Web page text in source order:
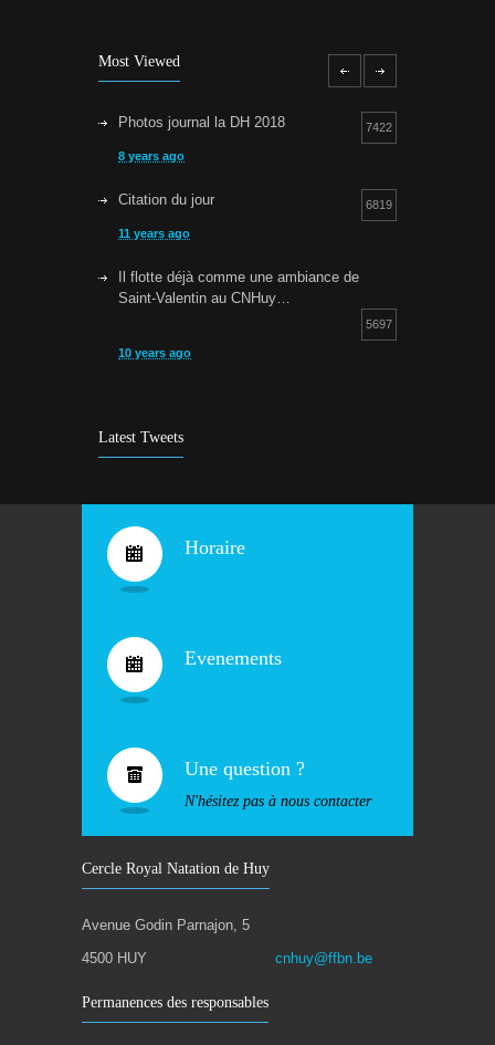
Most Viewed
Photos journal la DH 2018 7422
8 years ago
Citation du jour 6819
11 years ago
Il flotte déjà comme une ambiance de
Saint-Valentin au CNHuy…
5697
10 years ago
9 years ago
10 years ago
Latest Tweets
Horaire
Evenements
Une question ?
N'hésitez pas à nous contacter
Cercle Royal Natation de Huy
Avenue Godin Parnajon, 5
4500 HUY
cnhuy@ffbn.be
Permanences des responsables